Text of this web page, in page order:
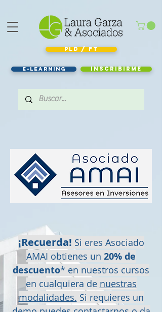
e-learning Inscribirme
PLD / FT
¡Recuerda! Si eres Asociado
AMAI obtienes un 20% de
descuento* en nuestros cursos
en cualquiera de nuestras
modalidades. Si requieres un